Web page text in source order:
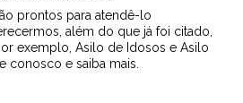
prontos para atendê-lo
além do que já foi citado,
exemplo, Asilo de Idosos e Asilo
conosco e saiba mais.